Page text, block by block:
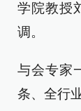
学院教授
调。
与会专家
条、全行